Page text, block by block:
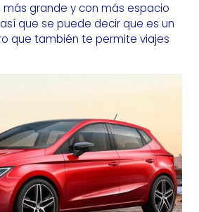
más grande y con más espacio
que se puede decir que es un
que también te permite viajes